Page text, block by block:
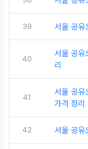
39 서울 공유
40
서울 공유
리
41
서울 공유
가격 정리
42 서울 공유